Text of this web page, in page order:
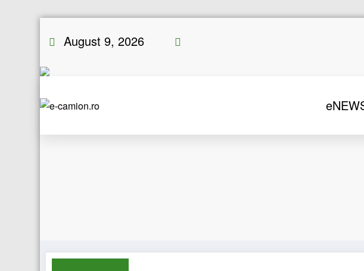
August 9, 2026